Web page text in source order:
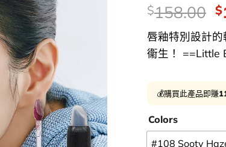
價
錢：
$158.00 $
唇釉特別設計
衞生！ ==Little
💰購買此產品即賺
Colors
#108 Sooty